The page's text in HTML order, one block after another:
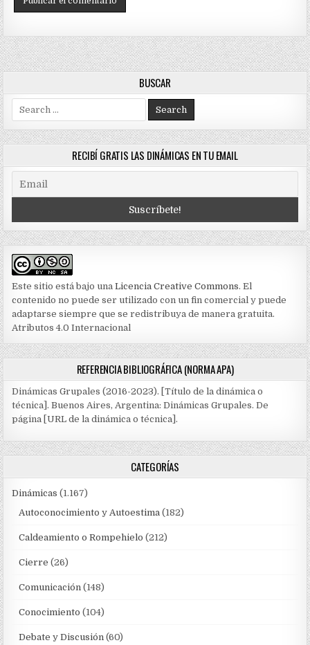
BUSCAR
for:
RECIBÍ GRATIS LAS DINÁMICAS EN TU EMAIL
Este sitio está bajo unaLicencia Creative Commons. El
contenido no puede ser utilizado con un fin comercial y puede
adaptarse siempre que se redistribuya de manera gratuita.
Atributos 4.0 Internacional
REFERENCIA BIBLIOGRÁFICA (NORMA APA)
Dinámicas Grupales (2016-2023). [Título de la dinámica o
técnica]. Buenos Aires, Argentina: Dinámicas Grupales. De
página [URL de la dinámica o técnica].
CATEGORÍAS
Dinámicas (1.167)
Autoconocimiento y Autoestima (182)
Caldeamiento o Rompehielo (212)
Cierre (26)
Comunicación (148)
Conocimiento (104)
Debate y Discusión (60)